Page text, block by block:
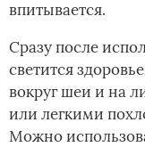
впитывается.
Сразу после
светится
вокруг шеи и на
или легкими
Можно